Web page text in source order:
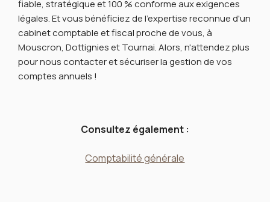
fiable, stratégique et 100 % conforme aux exigences
légales. Et vous bénéficiez de l'expertise reconnue d'un
cabinet comptable et fiscal proche de vous, à
Mouscron, Dottignies et Tournai. Alors, n'attendez plus
pour nous contacter et sécuriser la gestion de vos
comptes annuels !
Consultez également :
Comptabilité générale